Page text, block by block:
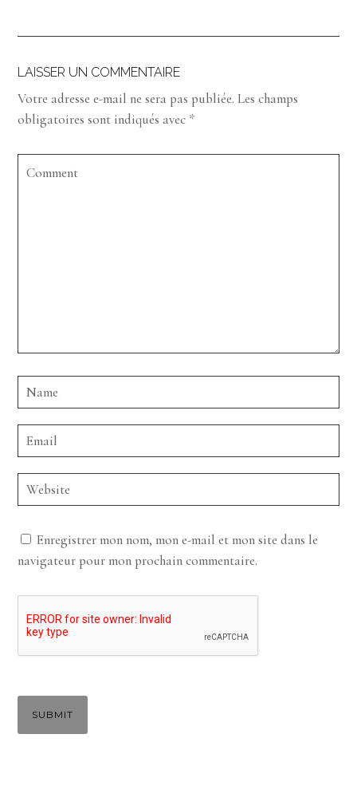
LAISSER UN COMMENTAIRE
Votre adresse e-mail ne sera pas publiée. Les champs
obligatoires sont indiqués avec *
Enregistrer mon nom, mon e-mail et mon site dans le
navigateur pour mon prochain commentaire.